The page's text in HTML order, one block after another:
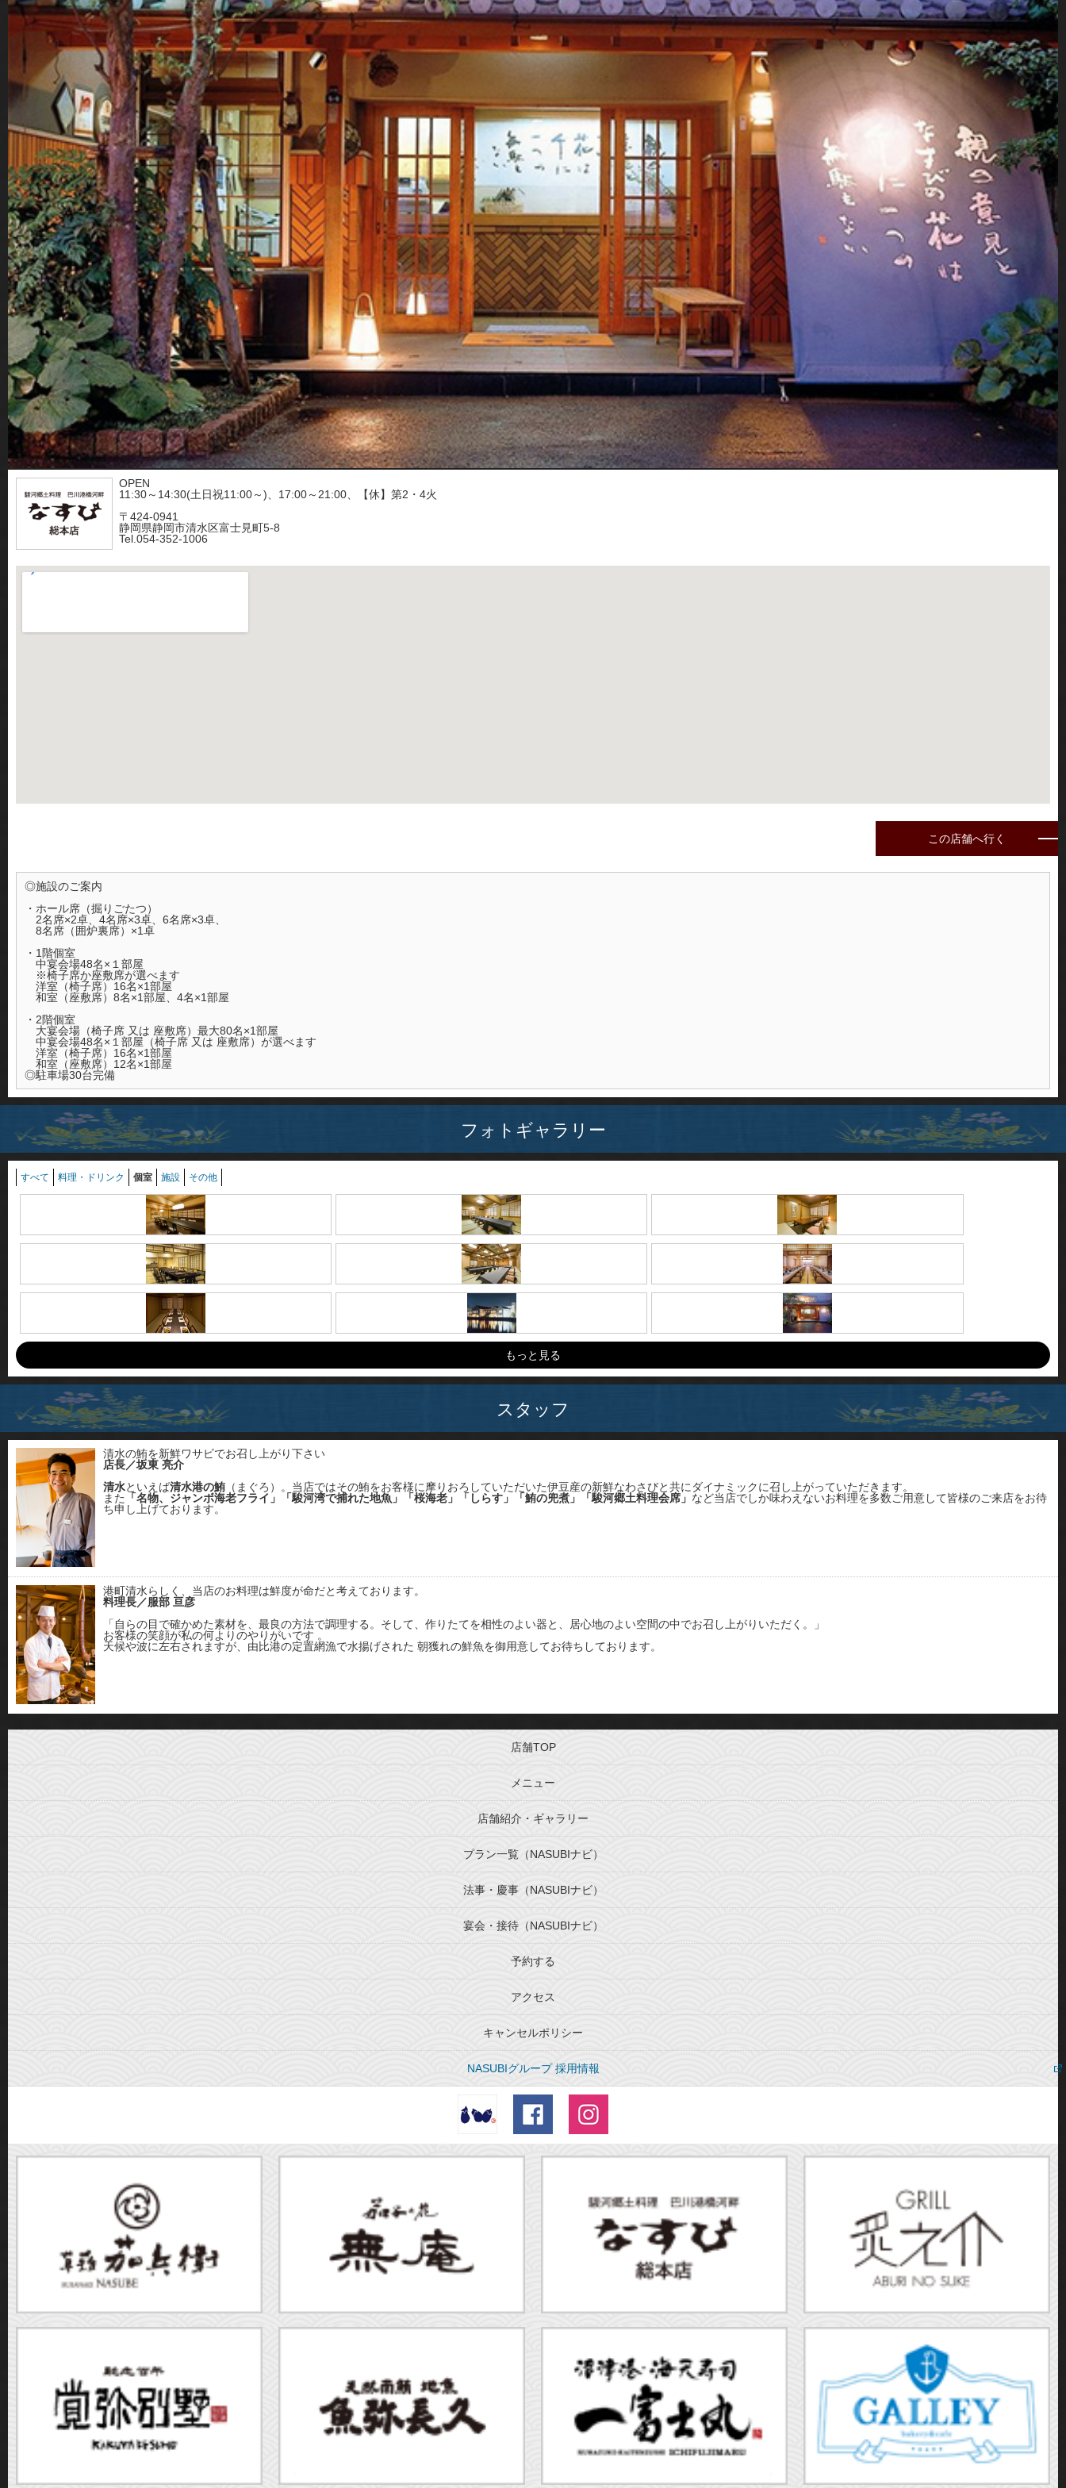
OPEN
11:30～14:30(土日祝11:00～)、17:00～21:00、【休】第2・4火
〒424-0941
静岡県静岡市清水区富士見町5-8
Tel.054-352-1006
この店舗へ行く
◎施設のご案内
・ホール席（掘りごたつ）
2名席×2卓、4名席×3卓、6名席×3卓、
8名席（囲炉裏席）×1卓
・1階個室
中宴会場48名×１部屋
※椅子席か座敷席が選べます
洋室（椅子席）16名×1部屋
和室（座敷席）8名×1部屋、4名×1部屋
・2階個室
大宴会場（椅子席 又は 座敷席）最大80名×1部屋
中宴会場48名×１部屋（椅子席 又は 座敷席）が選べます
洋室（椅子席）16名×1部屋
和室（座敷席）12名×1部屋
◎駐車場30台完備
フォトギャラリー
すべて 料理・ドリンク 個室 施設 その他
もっと見る
スタッフ
清水の鮪を新鮮ワサビでお召し上がり下さい
店長／坂東 亮介
清水といえば清水港の鮪 （まぐろ）。当店ではその鮪をお客様に摩りおろしていただいた伊豆産の新鮮なわさびと共にダイナミックに召し上がっていただきます。
また
「名物、ジャンボ海老フライ」「駿河湾で捕れた地魚」「桜海老」「しらす」「鮪の兜煮」「駿河郷土料理会席」 など当店でしか味わえないお料理を多数ご用意して皆様のご来店をお待
ち申し上げております。
港町清水らしく、当店のお料理は鮮度が命だと考えております。
料理長／服部 亘彦
「自らの目で確かめた素材を、最良の方法で調理する。そして、作りたてを相性のよい器と、居心地のよい空間の中でお召し上がりいただく。」
お客様の笑顔が私の何よりのやりがいです 。
天候や波に左右されますが、由比港の定置網漁で水揚げされた 朝獲れの鮮魚を御用意してお待ちしております。
店舗TOP
メニュー
店舗紹介・ギャラリー
プラン一覧（NASUBIナビ）
法事・慶事（NASUBIナビ）
宴会・接待（NASUBIナビ）
予約する
アクセス
キャンセルポリシー
NASUBIグループ 採用情報